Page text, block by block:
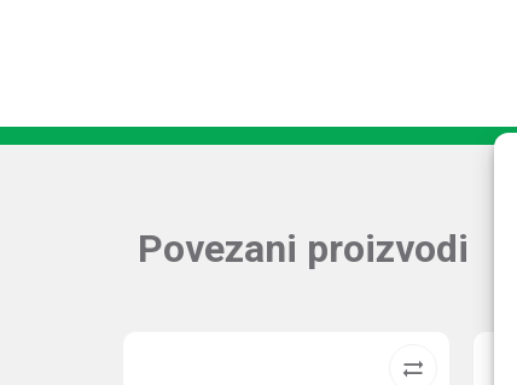
Povezani proizvodi